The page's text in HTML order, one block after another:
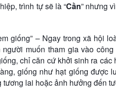
trình tự sẽ là “Cần” nhưng
giống” – Ngay trong xã hội
muốn tham gia vào
chỉ căn cứ khởi sinh ra các
giống như hạt giống được
lai hoặc ảnh hưởng đến